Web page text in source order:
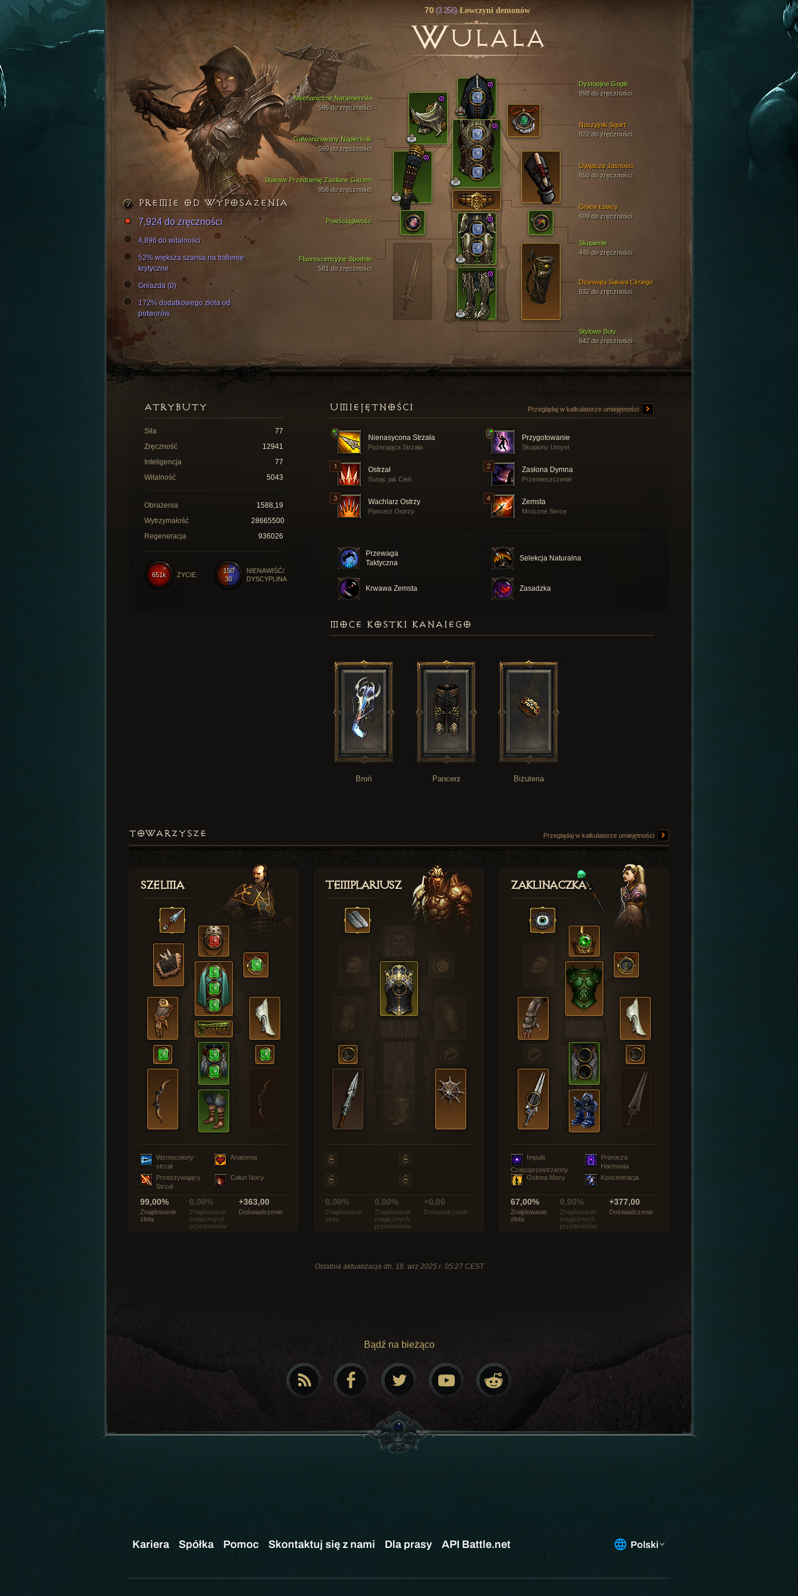
70 (3 256)Łowczyni demonów
WULALA
Dystopijne Gogle
998 do zręczności
Galwanizowany Napierśnik
590 do zręczności
Stylowe Buty
642 do zręczności
Stalowe Przedramię Zasilane Gazem
958 do zręczności
Mechaniczne Naramienniki
596 do zręczności
Fluorescencyjne Spodnie
581 do zręczności
Owijacze Jasności
650 do zręczności
Dziewiąta Sakwa Cirriego
932 do zręczności
Gniew Łowcy
609 do zręczności
Skupienie
446 do zręczności
Powściągliwość
Naszyjnik Squirt
922 do zręczności
PREMIE OD WYPOSAŻENIA
7,924 do zręczności
4,896 do witalności
52% większa szansa na trafienie
krytyczne
Gniazda (0)
172% dodatkowego złota od
potworów
UMIEJĘTNOŚCI Przeglądaj w kalkulatorze umiejętności
Nienasycona Strzała
Pożerająca Strzała
Przygotowanie
Skupiony Umysł
Ostrzał
Sunąc jak Cień
Zasłona Dymna
Przemieszczenie
Wachlarz Ostrzy
Pancerz Ostrzy
Zemsta
Mroczne Serce
Przewaga
Taktyczna
Selekcja Naturalna
Krwawa Zemsta Zasadzka
ATRYBUTY
Siła
77
Zręczność
12941
Inteligencja
77
Witalność
5043
Obrażenia
1588,19
Wytrzymałość
28665500
Regeneracja
936026
150
30
NIENAWIŚĆ/
DYSCYPLINA
651k ŻYCIE
MOCE KOSTKI KANAIEGO
Broń Pancerz Biżuteria
TOWARZYSZE Przeglądaj w kalkulatorze umiejętności
Szelma
Wzmocniony
strzał
Anatomia
Przeszywający
Strzał
Całun Nocy
99,00%
Znajdowanie
złota
0,00%
Znajdowanie
magicznych
przedmiotów
+363,00
Doświadczenie
Templariusz
0,00%
Znajdowanie
złota
0,00%
Znajdowanie
magicznych
przedmiotów
+0,00
Doświadczenie
Zaklinaczka
Impuls
Czasoprzestrzenny
Prorocza
Harmonia
Osłona Mocy
Koncentracja
67,00%
Znajdowanie
złota
0,00%
Znajdowanie
magicznych
przedmiotów
+377,00
Doświadczenie
Ostatnia aktualizacja dn. 18. wrz 2025 r. 05:27 CEST
Bądź na bieżąco